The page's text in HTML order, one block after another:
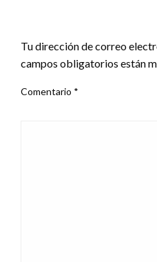
Tu dirección de correo
campos obligatorios están
Comentario *